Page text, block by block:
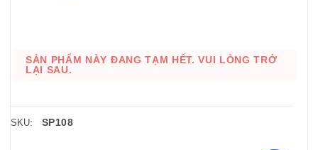
SẢN PHẨM NÀY ĐANG TẠM HẾT. VUI LÒNG TRỞ
LẠI SAU.
SKU: SP108